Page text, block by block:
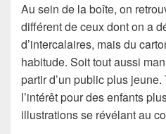
Au sein de la boîte, on
différent de ceux dont on a
d’intercalaires, mais du
habitude. Soit tout aussi
partir d’un public plus
l’intérêt pour des enfants
illustrations se révélant au